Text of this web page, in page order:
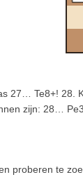
27… Te8+! 28.
zijn: 28…
proberen te